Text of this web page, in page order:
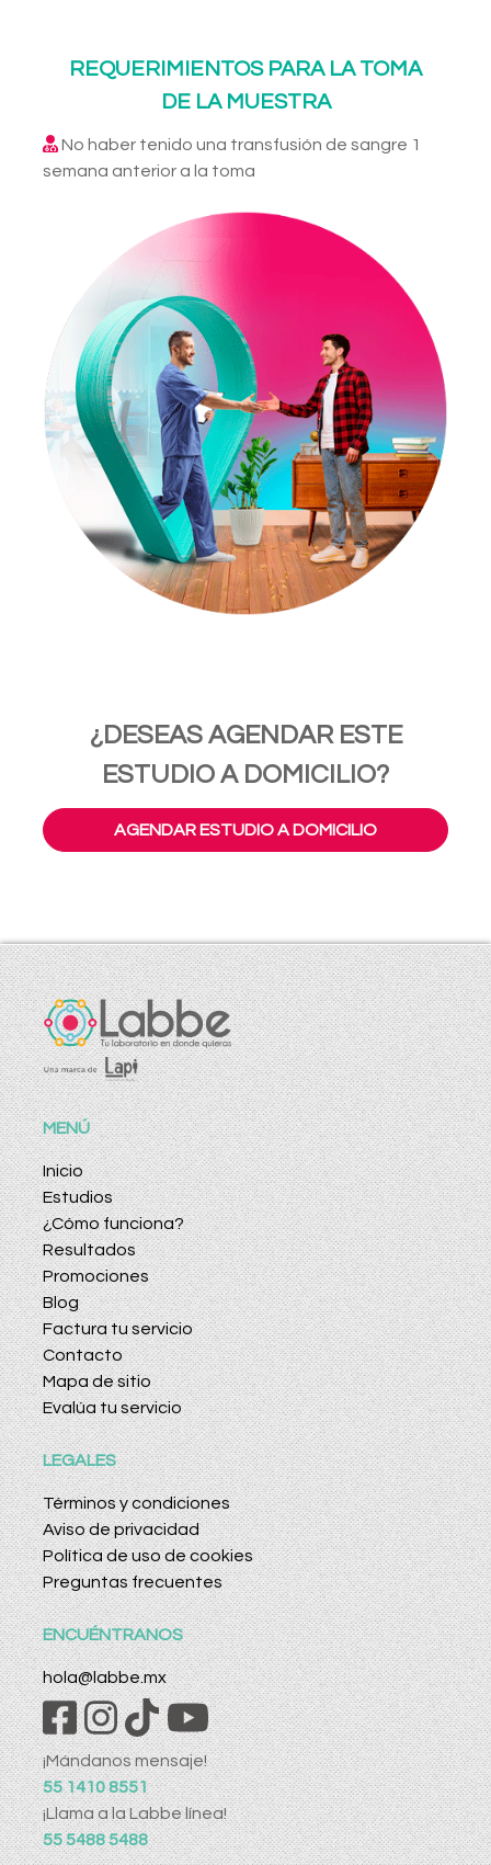
REQUERIMIENTOS PARA LA TOMA
DE LA MUESTRA
No haber tenido una transfusión de sangre 1
semana anterior a la toma
¿DESEAS AGENDAR ESTE
ESTUDIO A DOMICILIO?
AGENDAR ESTUDIO A DOMICILIO
MENÚ
Inicio
Estudios
¿Cómo funciona?
Resultados
Promociones
Blog
Factura tu servicio
Contacto
Mapa de sitio
Evalúa tu servicio
LEGALES
Términos y condiciones
Aviso de privacidad
Política de uso de cookies
Preguntas frecuentes
ENCUÉNTRANOS
hola@labbe.mx
¡Mándanos mensaje!
55 1410 8551
¡Llama a la Labbe línea!
55 5488 5488